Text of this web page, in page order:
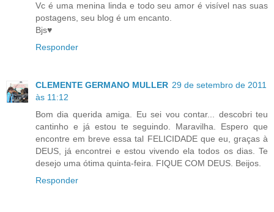
Vc é uma menina linda e todo seu amor é visível nas suas
postagens, seu blog é um encanto.
Bjs♥
Responder
CLEMENTE GERMANO MULLER 29 de setembro de 2011
às 11:12
Bom dia querida amiga. Eu sei vou contar... descobri teu
cantinho e já estou te seguindo. Maravilha. Espero que
encontre em breve essa tal FELICIDADE que eu, graças à
DEUS, já encontrei e estou vivendo ela todos os dias. Te
desejo uma ótima quinta-feira. FIQUE COM DEUS. Beijos.
Responder